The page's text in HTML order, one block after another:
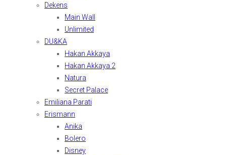
Dekens
Main Wall
Unlimited
DU&KA
Hakan Akkaya
Hakan Akkaya 2
Natura
Secret Palace
Emiliana Parati
Erismann
Anika
Bolero
Disney